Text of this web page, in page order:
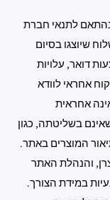
לתנאי חברת
שיוצגו בסיום
דואר, עלויות
אחראי לוודא
אחראית
בשליטתה, כגון
המוצרים באתר.
והנהלת האתר
במידת הצורך.